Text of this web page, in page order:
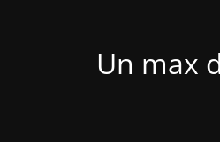
Un max